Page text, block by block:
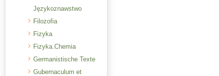
Językoznawstwo
Filozofia
Fizyka
Fizyka.Chemia
Germanistische Texte
Gubernaculum et